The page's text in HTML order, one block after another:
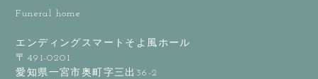
Funeral home
エンディングスマートそよ風ホール
〒491-0201
愛知県一宮市奥町字三出36-2